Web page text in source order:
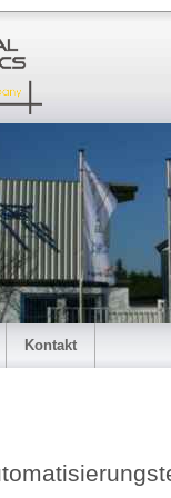
Kontakt